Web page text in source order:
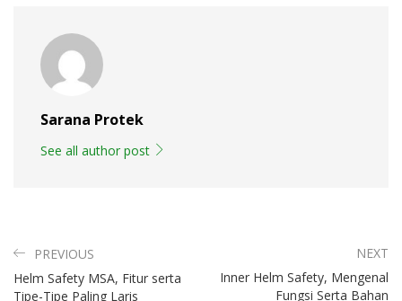
Sarana Protek
See all author post
PREVIOUS
Helm Safety MSA, Fitur serta
Tipe-Tipe Paling Laris
NEXT
Inner Helm Safety, Mengenal
Fungsi Serta Bahan